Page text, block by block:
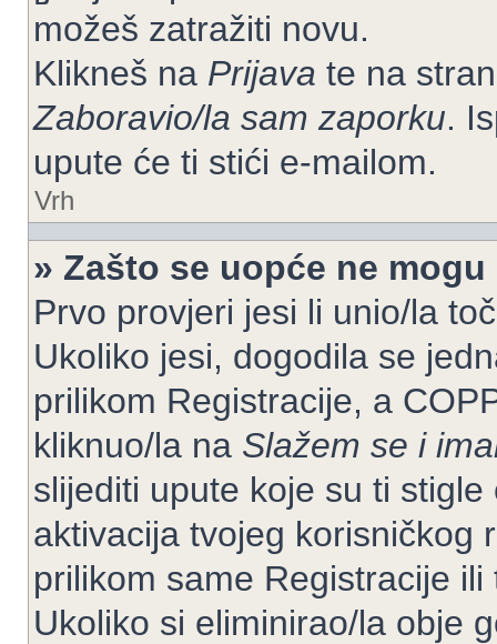
možeš zatražiti novu.
Klikneš na Prijava te na
Zaboravio/la sam zaporku.
upute će ti stići e-mailom.
Vrh
» Zašto se uopće ne
Prvo provjeri jesi li unio/la
Ukoliko jesi, dogodila se
prilikom Registracije, a
kliknuo/la na Slažem se i
slijediti upute koje su ti
aktivacija tvojeg korisničkog
prilikom same Registracije
Ukoliko si eliminirao/la obje